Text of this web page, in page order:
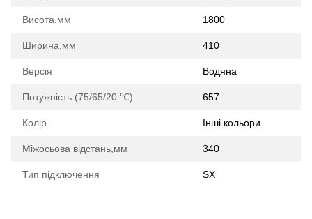
Висота,мм 1800
Ширина,мм 410
Версія Водяна
Потужність (75/65/20 ℃) 657
Колір Інші кольори
Міжосьова відстань,мм 340
Тип підключення SX